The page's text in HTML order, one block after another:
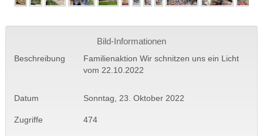
Bild-Informationen
Beschreibung
Familienaktion Wir schnitzen uns ein Licht
vom 22.10.2022
Datum Sonntag, 23. Oktober 2022
Zugriffe 474